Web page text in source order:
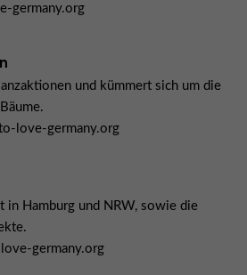
germany.org
und kümmert sich um die
love-germany.org
in Hamburg und NRW, sowie die
germany.org